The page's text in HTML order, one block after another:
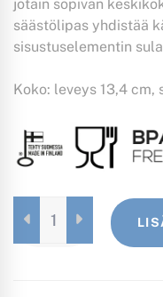
jotain sopivan
säästölipas yhdistää
sisustuselementin
Koko: leveys 13,4 cm,
FANTTI
VAALEANSININEN